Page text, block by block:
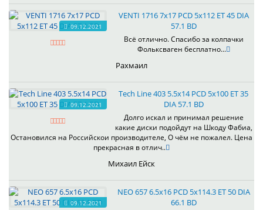
09.12.2021
VENTI 1716 7x17 PCD 5x112 ET 45 DIA
57.1 BD
Всё отлично. Спасибо за колпачки
Фольксваген бесплатно...
Рахмаил
09.12.2021
Tech Line 403 5.5x14 PCD 5x100 ET 35
DIA 57.1 BD
Долго искал и принимал решение
какие диски подойдут на Шкоду Фабиа,
Остановился на Российскои производителе, О чём не пожалел. Цена
прекрасная в отлич..
Михаил Ейск
09.12.2021
NEO 657 6.5x16 PCD 5x114.3 ET 50 DIA
66.1 BD